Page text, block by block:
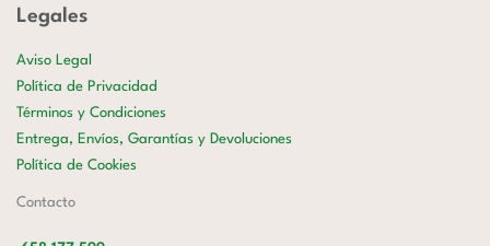
Legales
Aviso Legal
Política de Privacidad
Términos y Condiciones
Entrega, Envíos, Garantías y Devoluciones
Política de Cookies
Contacto